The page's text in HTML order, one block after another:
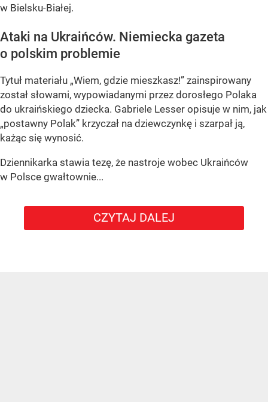
w Bielsku-Białej.
Ataki na Ukraińców. Niemiecka gazeta
o polskim problemie
Tytuł materiału „Wiem, gdzie mieszkasz!” zainspirowany
został słowami, wypowiadanymi przez dorosłego Polaka
do ukraińskiego dziecka. Gabriele Lesser opisuje w nim, jak
„postawny Polak” krzyczał na dziewczynkę i szarpał ją,
każąc się wynosić.
Dziennikarka stawia tezę, że nastroje wobec Ukraińców
w Polsce gwałtownie...
CZYTAJ DALEJ